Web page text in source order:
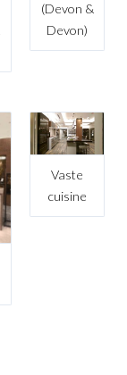
(Devon &
Devon)
Vaste
cuisine